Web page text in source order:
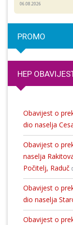
06.08.2026
PROMO
HEP
Obavijest o
dio naselja
Obavijest o
naselja
Počitelj, Raduč
Obavijest o
dio naselja
Obavijest o